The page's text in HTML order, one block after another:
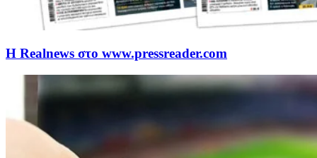
Η Realnews στο www.pressreader.com